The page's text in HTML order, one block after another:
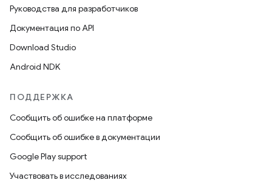
Руководства для разработчиков
Документация по API
Download Studio
Android NDK
ПОДДЕРЖКА
Сообщить об ошибке на платформе
Сообщить об ошибке в документации
Google Play support
Участвовать в исследованиях